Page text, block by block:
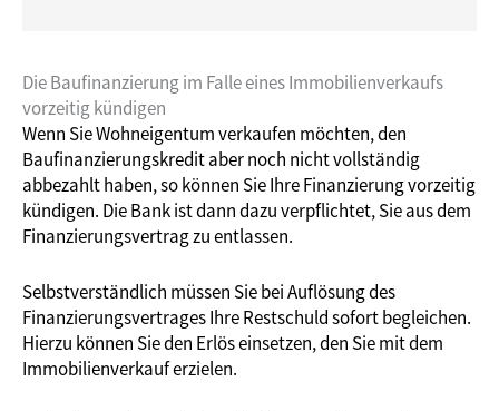
Die Baufinanzierung im Falle eines Immobilienverkaufs
vorzeitig kündigen
Wenn Sie Wohneigentum verkaufen möchten, den
Baufinanzierungskredit aber noch nicht vollständig
abbezahlt haben, so können Sie Ihre Finanzierung vorzeitig
kündigen. Die Bank ist dann dazu verpflichtet, Sie aus dem
Finanzierungsvertrag zu entlassen.
Selbstverständlich müssen Sie bei Auflösung des
Finanzierungsvertrages Ihre Restschuld sofort begleichen.
Hierzu können Sie den Erlös einsetzen, den Sie mit dem
Immobilienverkauf erzielen.